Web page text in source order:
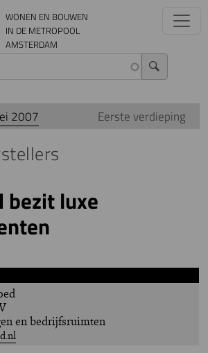
gaan
WONEN EN BOUWEN
IN DE METROPOOL
AMSTERDAM
2007 Eerste verdieping
bezit luxe
en bedrijfsruimten